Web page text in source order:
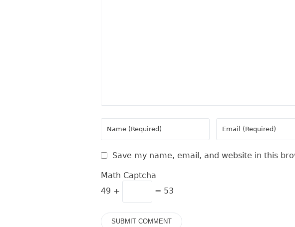
Save my name, email, and website in this
Math Captcha
49 +
= 53